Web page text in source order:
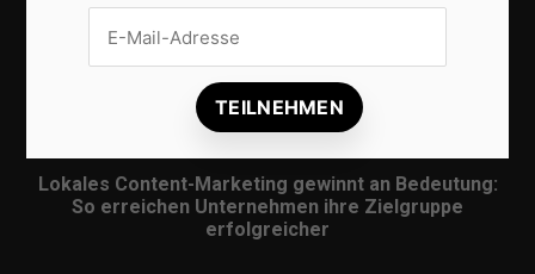
Lokales Content-Marketing gewinnt an Bedeutung:
So erreichen Unternehmen ihre Zielgruppe
erfolgreicher